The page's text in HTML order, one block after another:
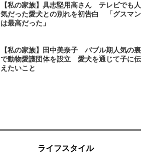
【私の家族】具志堅用高さん テレビでも人
気だった愛犬との別れを初告白 「グスマン
は最高だった」
【私の家族】田中美奈子 バブル期人気の裏
で動物愛護団体を設立 愛犬を通じて子に伝
えたいこと
ライフスタイル